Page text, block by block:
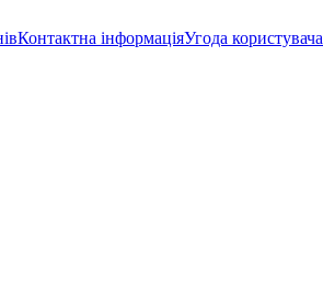
Контактна інформаціяУгода користувача